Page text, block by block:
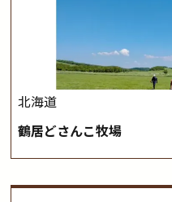
北海道
鶴居どさんこ牧場